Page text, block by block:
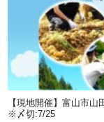
【現地開催】富山市
※〆切:7/25